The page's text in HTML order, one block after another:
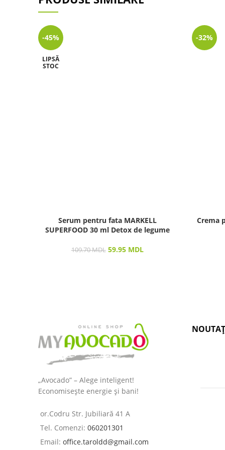
-45%
LIPSĂ
STOC
Serum pentru fata MARKELL
SUPERFOOD 30 ml Detox de legume
109.70MDL 59.95 MDL
-32%
Crema
„Avocado” – Alege inteligent!
Economisește energie și bani!
or.Codru Str. Jubiliară 41 A
Tel. Comenzi: 060201301
Email: office.taroldd@gmail.com